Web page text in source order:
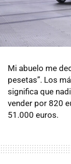
Mi abuelo me
pesetas”. Los
significa que
vender por 820
51.000 euros.